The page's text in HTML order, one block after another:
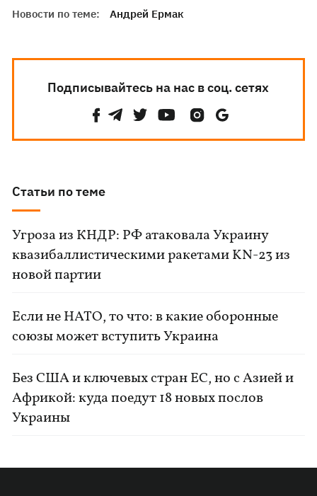
Новости по теме: Андрей Ермак
Подписывайтесь на нас в соц. сетях
Статьи по теме
Угроза из КНДР: РФ атаковала Украину
квазибаллистическими ракетами KN-23 из
новой партии
Если не НАТО, то что: в какие оборонные
союзы может вступить Украина
Без США и ключевых стран ЕС, но с Азией и
Африкой: куда поедут 18 новых послов
Украины